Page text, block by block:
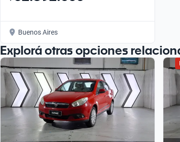
Buenos Aires
Explorá otras opciones